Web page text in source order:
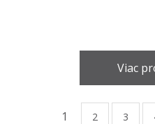
Viac
1 2 3